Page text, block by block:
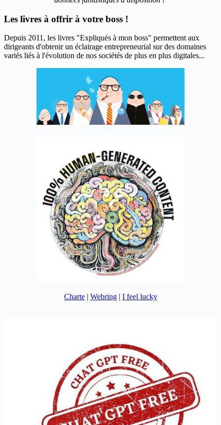
Les livres à offrir à votre boss !
Depuis 2011, les livres "Expliqués à mon boss" permettent aux
dirigeants d'obtenir un éclairage entrepreneurial sur des domaines
variés liés à l'évolution de nos sociétés de plus en plus digitales...
Charte| Webring| I feel lucky